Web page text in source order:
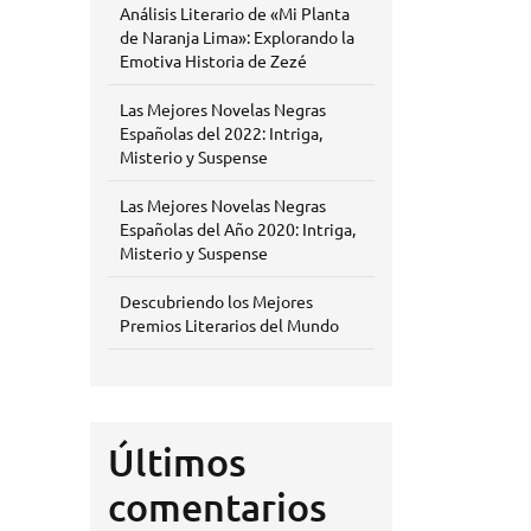
Análisis Literario de «Mi Planta
de Naranja Lima»: Explorando la
Emotiva Historia de Zezé
Las Mejores Novelas Negras
Españolas del 2022: Intriga,
Misterio y Suspense
Las Mejores Novelas Negras
Españolas del Año 2020: Intriga,
Misterio y Suspense
Descubriendo los Mejores
Premios Literarios del Mundo
Últimos
comentarios